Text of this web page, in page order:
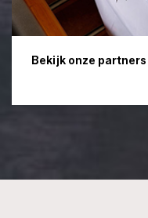
Bekijk onze partners